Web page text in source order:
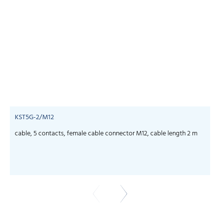
KST5G-2/M12
cable, 5 contacts, female cable connector M12, cable length 2 m